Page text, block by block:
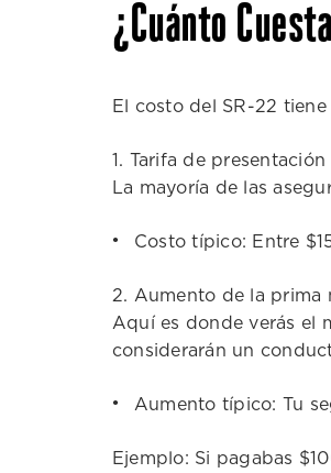
¿Cuánto
El costo del SR-22
1. Tarifa de
La mayoría de las
Costo típico: Entre
2. Aumento de la prima
Aquí es donde verás el
considerarán un
Aumento típico: Tu
Ejemplo: Si pagabas